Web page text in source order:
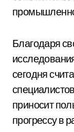
Благодаря
сегодня
приносит
прогрессу в